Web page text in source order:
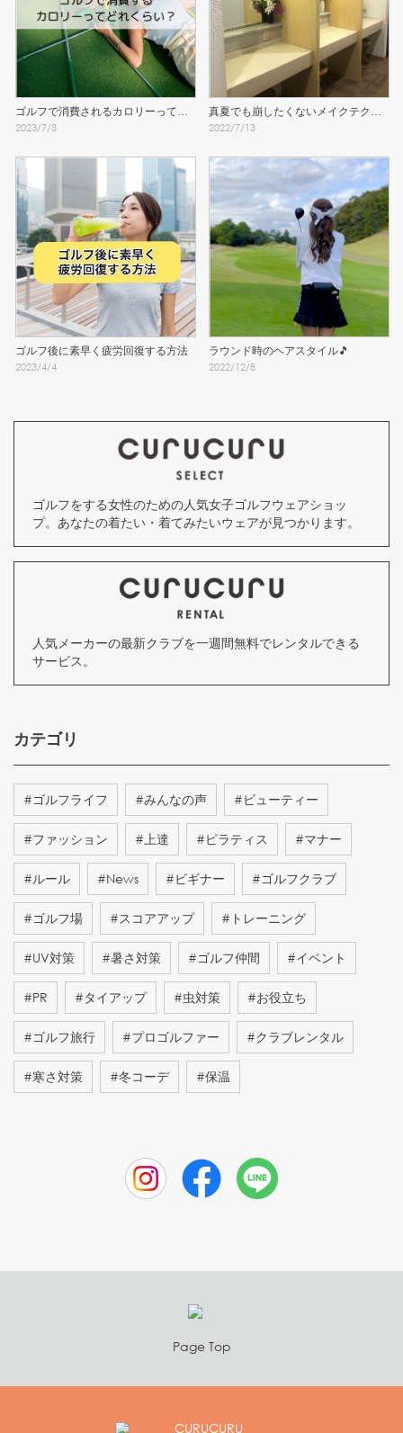
ゴルフで消費されるカロリーってど
れくらい？
2023/7/3
真夏でも崩したくないメイクテクニ
ック！
2022/7/13
ゴルフ後に素早く疲労回復する方法
2023/4/4
ラウンド時のヘアスタイル🎵
2022/12/8
ゴルフをする女性のための人気女子ゴルフウェアショッ
プ。あなたの着たい・着てみたいウェアが見つかります。
人気メーカーの最新クラブを一週間無料でレンタルできる
サービス。
カテゴリ
#ゴルフライフ #みんなの声 #ビューティー
#ファッション #上達 #ピラティス #マナー
#ルール #News #ビギナー #ゴルフクラブ
#ゴルフ場 #スコアアップ # トレーニング
#UV対策 #暑さ対策 #ゴルフ仲間 #イベント
#PR #タイアップ #虫対策 #お役立ち
#ゴルフ旅行 #プロゴルファー #クラブレンタル
#寒さ対策 #冬コーデ #保温
Page Top